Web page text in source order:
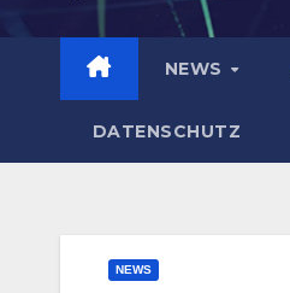
NEWS
DATENSCHUTZ
NEWS